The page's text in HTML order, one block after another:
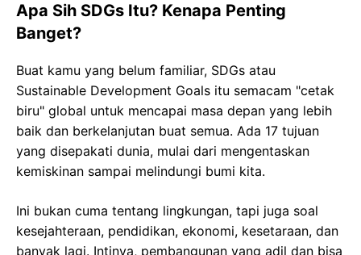
Apa Sih SDGs Itu? Kenapa Penting
Banget?
Buat kamu yang belum familiar, SDGs atau
Sustainable Development Goals itu semacam "cetak
biru" global untuk mencapai masa depan yang lebih
baik dan berkelanjutan buat semua. Ada 17 tujuan
yang disepakati dunia, mulai dari mengentaskan
kemiskinan sampai melindungi bumi kita.
Ini bukan cuma tentang lingkungan, tapi juga soal
kesejahteraan, pendidikan, ekonomi, kesetaraan, dan
banyak lagi. Intinya, pembangunan yang adil dan bisa